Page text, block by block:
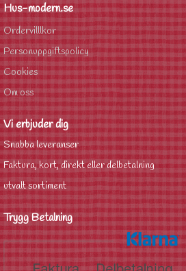
Hus-modern.se
Ordervilllkor
Personuppgiftspolicy
Cookies
Om oss
Vi erbjuder dig
Snabba leveranser
Faktura, kort, direkt eller delbetalning
utvalt sortiment
Trygg Betalning